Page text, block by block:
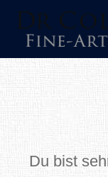
Skip
content
Du bist